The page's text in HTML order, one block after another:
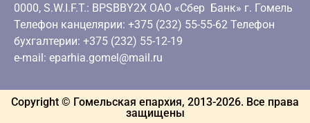
0000, S.W.I.F.T.: BPSBBY2X ОАО «Сбер Банк» г. Гомель
Телефон канцелярии: +375 (232) 55-55-62 Телефон
бухгалтерии: +375 (232) 55-12-19
e-mail: eparhia.gomel@mail.ru
Copyright © Гомельская епархия, 2013-2026. Все права
защищены